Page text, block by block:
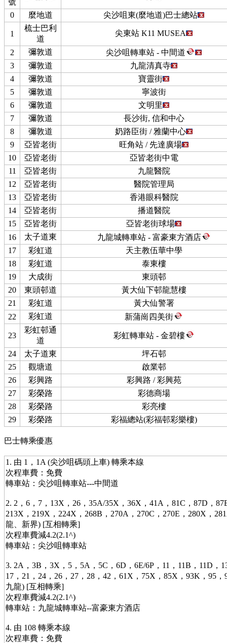
號
0 麼地道 尖沙咀東(麼地道)巴士總站
1
梳士巴利
道
尖東站 K11 MUSEA
2 彌敦道
尖沙咀轉車站 - 中間道
3
彌敦道
九龍清真寺
4
彌敦道
寶靈街
5
彌敦道
寧波街
6
彌敦道
文明里
7
彌敦道
長沙街, 信和中心
8
彌敦道
奶路臣街 / 雅蘭中心
9
亞皆老街
旺角站 / 先達廣場
10
亞皆老街
亞皆老街中電
11
亞皆老街
九龍醫院
12
亞皆老街
醫院管理局
13
亞皆老街
香港眼科醫院
14
亞皆老街
播道醫院
15
亞皆老街
亞皆老街球場
16
太子道東
九龍城轉車站 - 富豪東方酒店
17
彩虹道
天主教伍華中學
18
彩虹道
泰東樓
19
大成街
東頭邨
20
東頭邨道
黃大仙下邨龍慧樓
21
彩虹道
黃大仙警署
22
彩虹道 新蒲崗四美街
23
彩虹邨通
道
彩虹轉車站 - 金碧樓
24 太子道東
坪石邨
25
觀塘道
啟業邨
26
彩興路
彩興路 / 彩興苑
27
彩榮路
彩德商場
28
彩榮路
彩亮樓
29
彩榮路 彩福總站(彩福邨彩樂樓)
巴士轉乘優惠
1. 由 1，1A (尖沙咀碼頭上車) 轉乘本線
次程車費：免費
轉車站：尖沙咀轉車站---中間道
2. 2，6，7，13X，26，35A/35X，36X，41A，81C，87D，
213X，219X，224X，268B，270A，270C，270E，280X，
龍、新界) [互相轉乘]
次程車費減4.2(2.1^)
轉車站：尖沙咀轉車站
3. 2A，3B，3X，5，5A，5C，6D，6E/6P，11，11B，11D，
17，21，24，26，27，28，42，61X，75X，85X，93K，95
九龍) [互相轉乘]
次程車費減4.2(2.1^)
轉車站：九龍城轉車站--富豪東方酒店
4. 由 108 轉乘本線
次程車費：免費